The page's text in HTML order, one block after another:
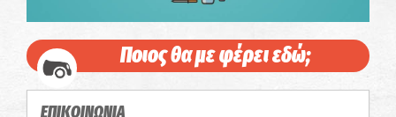
Ποιος θα με φέρει εδώ;
ΕΠΙΚΟΙΝΩΝΙΑ